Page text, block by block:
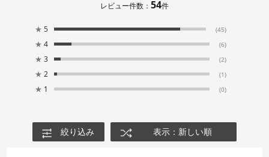
レビュー件数： 54件
★ 5 (45)
★ 4 (6)
★ 3 (2)
★ 2 (1)
★ 1 (0)
絞り込み 表示：新しい順